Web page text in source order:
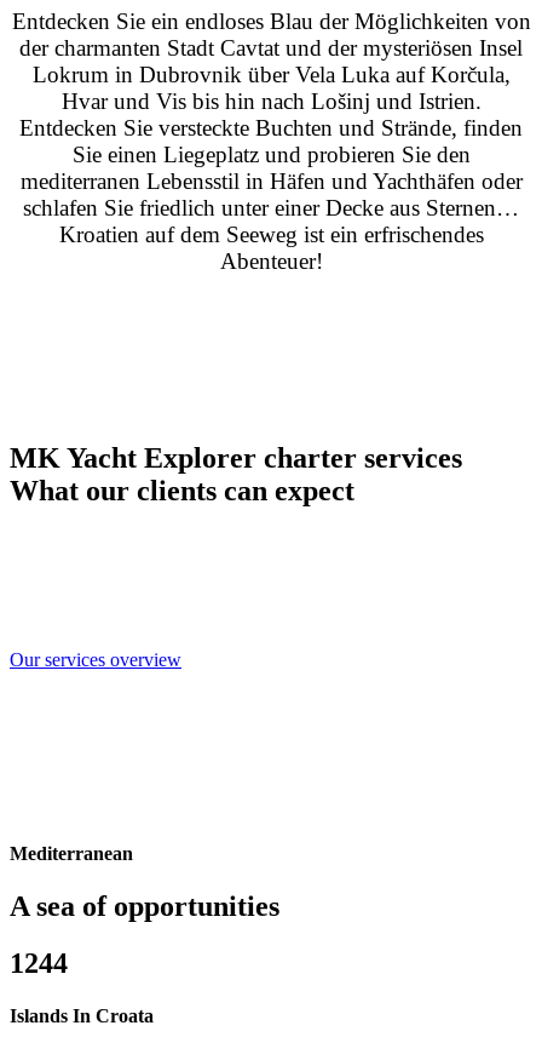
Entdecken Sie ein endloses Blau der Möglichkeiten von
der charmanten Stadt Cavtat und der mysteriösen Insel
Lokrum in Dubrovnik über Vela Luka auf Korčula,
Hvar und Vis bis hin nach Lošinj und Istrien.
Entdecken Sie versteckte Buchten und Strände, finden
Sie einen Liegeplatz und probieren Sie den
mediterranen Lebensstil in Häfen und Yachthäfen oder
schlafen Sie friedlich unter einer Decke aus Sternen…
Kroatien auf dem Seeweg ist ein erfrischendes
Abenteuer!
MK Yacht Explorer charter services
What our clients can expect
Our services overview
Mediterranean
A sea of opportunities
1244
Islands In Croata